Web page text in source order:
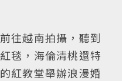
往越南拍攝，聽到
毯，海倫清桃還特
紅教堂舉辦浪漫婚